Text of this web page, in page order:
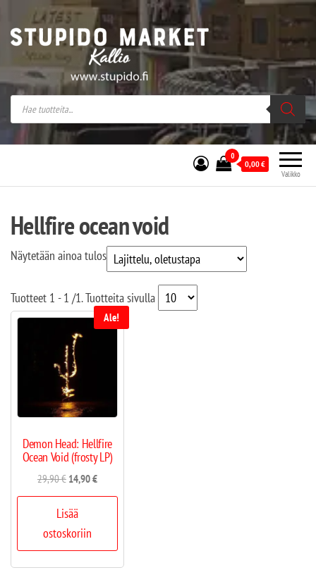
Stupido Market – verkossa ja kivijalassa
Stupido Market on vaihtoehtomusaan
erikoistunut verkko- sekä
kivijalkakauppa Helsingissä Kallion
sydämessä.
Valikko
0
0,00€
Hellfire ocean void
Näytetään ainoa tulos
Tuotteet 1 - 1 /1. Tuotteita sivulla
Ale!
Demon Head: Hellfire
Ocean Void (frosty LP)
29,90€ 14,90€
Lisää
ostoskoriin